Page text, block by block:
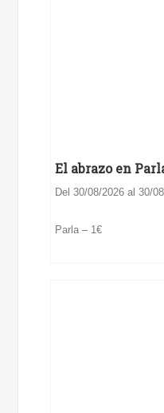
El abrazo en
Del 30/08/2026 al 30/
Parla – 1€